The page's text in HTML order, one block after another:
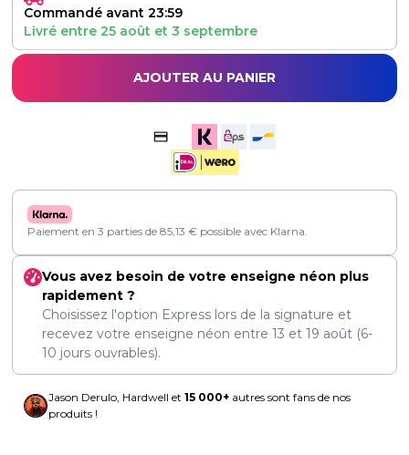
Commandé avant 23:59
Livré entre 25 août et 3 septembre
AJOUTER AU PANIER
Paiement en 3 parties de 85,13 € possible avec Klarna.
Vous avez besoin de votre enseigne néon plus
rapidement ?
Choisissez l'option Express lors de la signature et
recevez votre enseigne néon entre 13 et 19 août (6-
10 jours ouvrables).
Jason Derulo, Hardwell et 15 000+ autres sont fans de nos
produits !